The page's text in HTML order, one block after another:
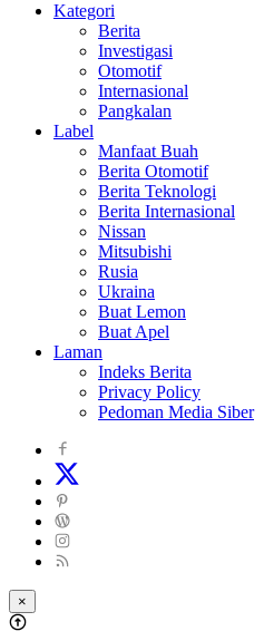
Kategori
Berita
Investigasi
Otomotif
Internasional
Pangkalan
Label
Manfaat Buah
Berita Otomotif
Berita Teknologi
Berita Internasional
Nissan
Mitsubishi
Rusia
Ukraina
Buat Lemon
Buat Apel
Laman
Indeks Berita
Privacy Policy
Pedoman Media Siber
×